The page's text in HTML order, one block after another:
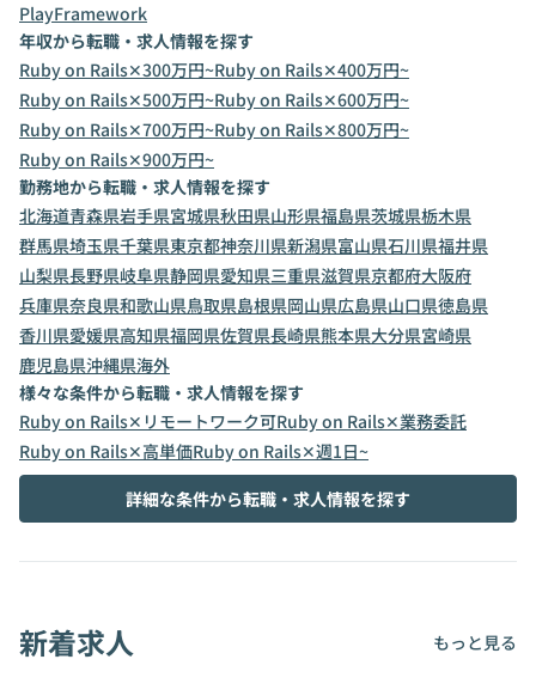
PlayFramework
年収から転職・求人情報を探す
Ruby on Rails✕300万円~Ruby on Rails✕400万円~
Ruby on Rails✕500万円~Ruby on Rails✕600万円~
Ruby on Rails✕700万円~Ruby on Rails✕800万円~
Ruby on Rails✕900万円~
勤務地から転職・求人情報を探す
北海道青森県岩手県宮城県秋田県山形県福島県茨城県栃木県
群馬県埼玉県千葉県東京都神奈川県新潟県富山県石川県福井県
山梨県長野県岐阜県静岡県愛知県三重県滋賀県京都府大阪府
兵庫県奈良県和歌山県鳥取県島根県岡山県広島県山口県徳島県
香川県愛媛県高知県福岡県佐賀県長崎県熊本県大分県宮崎県
鹿児島県沖縄県海外
様々な条件から転職・求人情報を探す
Ruby on Rails✕リモートワーク可Ruby on Rails✕業務委託
Ruby on Rails✕高単価Ruby on Rails✕週1日~
詳細な条件から転職・求人情報を探す
新着求人 もっと見る